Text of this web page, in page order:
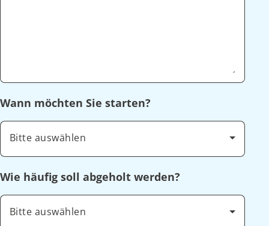
Wann möchten Sie starten?
Bitte auswählen
Wie häufig soll abgeholt werden?
Bitte auswählen